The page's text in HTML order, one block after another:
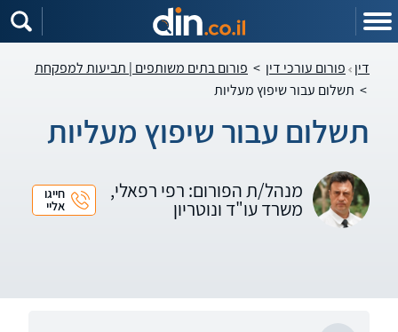
דין פורום עורכי דין > פורום בתים משותפים | תביעות למפקחת
> תשלום עבור שיפוץ מעליות
תשלום עבור שיפוץ מעליות
מנהל/ת הפורום: רפי רפאלי,
משרד עו"ד ונוטריון
חייגו
אליי